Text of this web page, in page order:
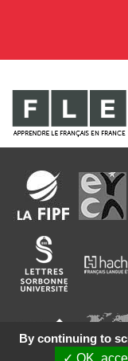
By continuing to
✓ OK,